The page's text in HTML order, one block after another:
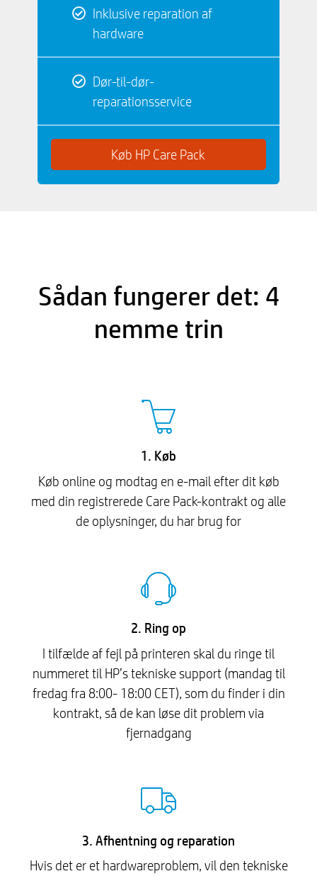
Inklusive reparation af
hardware
Dør-til-dør-
reparationsservice
Køb HP Care Pack
Sådan fungerer det: 4
nemme trin
1. Køb
Køb online og modtag en e-mail efter dit køb
med din registrerede Care Pack-kontrakt og alle
de oplysninger, du har brug for
2. Ring op
I tilfælde af fejl på printeren skal du ringe til
nummeret til HP’s tekniske support (mandag til
fredag ​​fra 8:00- 18:00 CET), som du finder i din
kontrakt, så de kan løse dit problem via
fjernadgang
3. Afhentning og reparation
Hvis det er et hardwareproblem, vil den tekniske